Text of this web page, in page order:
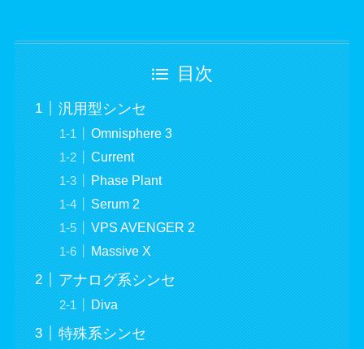
目次
汎用型シンセ
Omnisphere 3
Current
Phase Plant
Serum 2
VPS AVENGER 2
Massive X
アナログ系シンセ
Diva
特殊系シンセ